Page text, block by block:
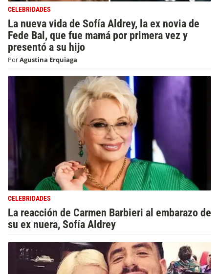
CELEBRIDADES
La nueva vida de Sofía Aldrey, la ex novia de
Fede Bal, que fue mamá por primera vez y
presentó a su hijo
PorAgustina Erquiaga
CELEBRIDADES
La reacción de Carmen Barbieri al embarazo de
su ex nuera, Sofía Aldrey